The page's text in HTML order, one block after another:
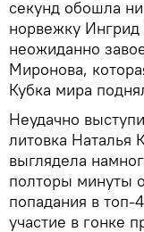
секунд обошла
норвежку Ингрид
неожиданно
Миронова,
Кубка мира
Неудачно
литовка Наталья
выглядела
полторы минуты
попадания в топ-
участие в гонке